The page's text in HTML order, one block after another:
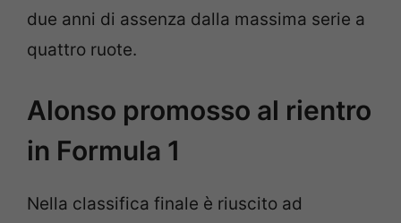
due anni di assenza dalla massima serie a
quattro ruote.
Alonso promosso al rientro
in Formula 1
Nella classifica finale è riuscito ad